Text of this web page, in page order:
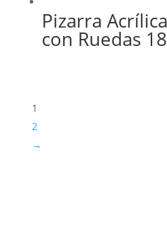
Pizarra
con Ruedas
1
2
→